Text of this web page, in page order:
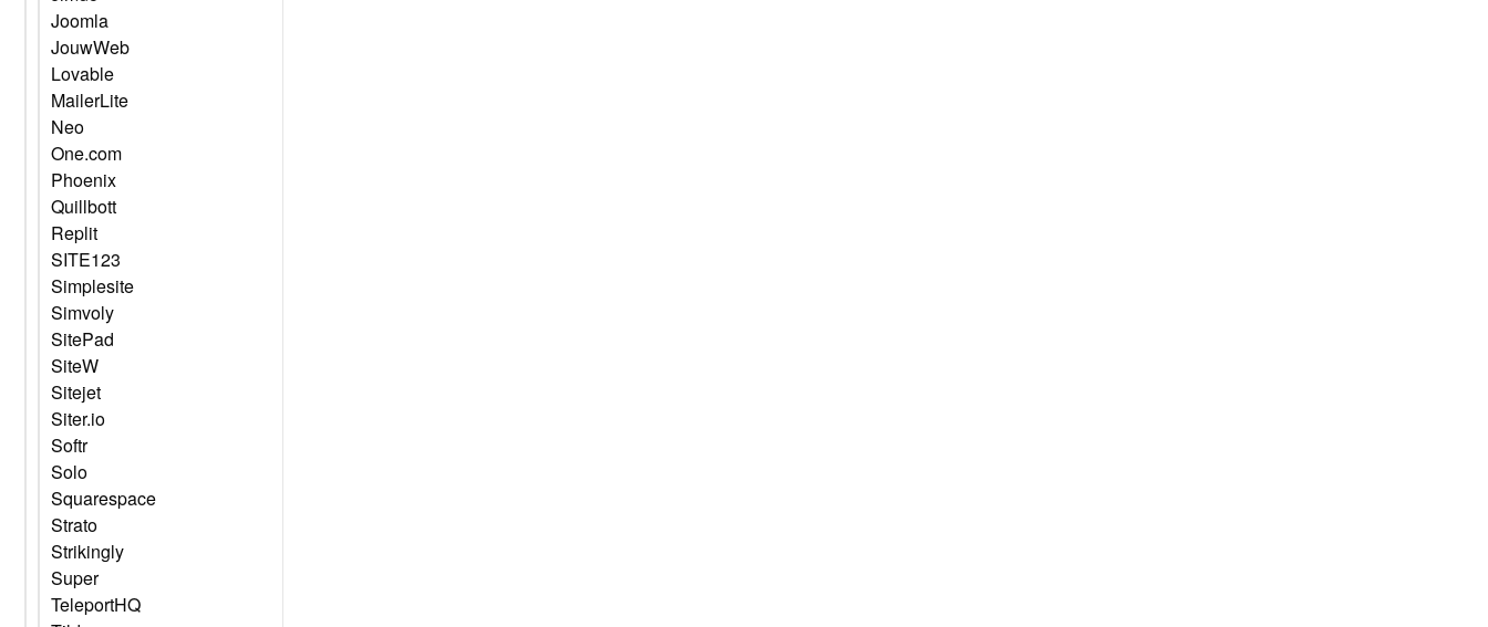
Joomla
JouwWeb
Lovable
MailerLite
Neo
One.com
Phoenix
Quillbott
Replit
SITE123
Simplesite
Simvoly
SitePad
SiteW
Sitejet
Siter.io
Softr
Solo
Squarespace
Strato
Strikingly
Super
TeleportHQ